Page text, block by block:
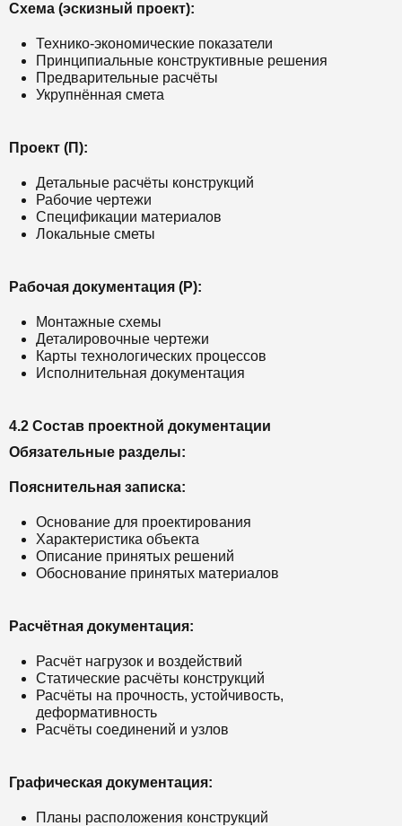
Схема (эскизный проект):
Технико-экономические показатели
Принципиальные конструктивные решения
Предварительные расчёты
Укрупнённая смета
Проект (П):
Детальные расчёты конструкций
Рабочие чертежи
Спецификации материалов
Локальные сметы
Рабочая документация (Р):
Монтажные схемы
Деталировочные чертежи
Карты технологических процессов
Исполнительная документация
4.2 Состав проектной документации
Обязательные разделы:
Пояснительная записка:
Основание для проектирования
Характеристика объекта
Описание принятых решений
Обоснование принятых материалов
Расчётная документация:
Расчёт нагрузок и воздействий
Статические расчёты конструкций
Расчёты на прочность, устойчивость,
деформативность
Расчёты соединений и узлов
Графическая документация:
Планы расположения конструкций